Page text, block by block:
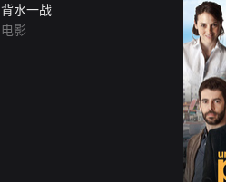
背水一战
电影